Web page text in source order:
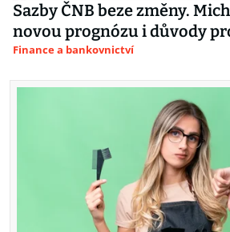
Sazby ČNB beze změny.
novou prognózu i důvody
Finance a bankovnictví